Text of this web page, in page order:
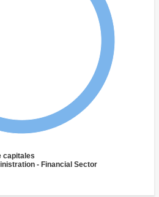
capitales
- Financial Sector